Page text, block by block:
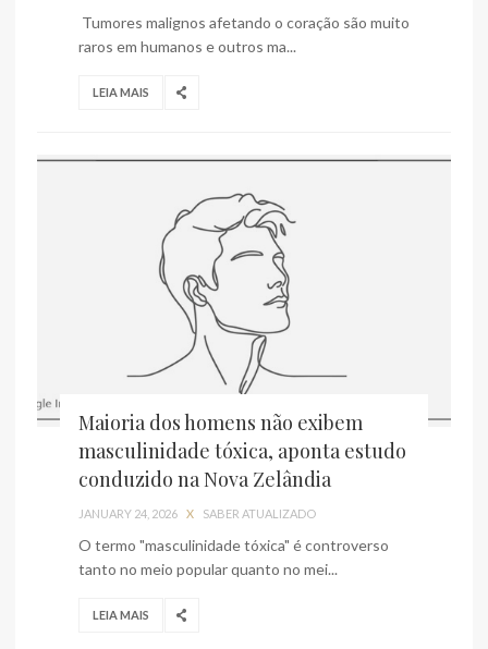
Tumores malignos afetando o coração são muito
raros em humanos e outros ma...
LEIA MAIS
Maioria dos homens não exibem
masculinidade tóxica, aponta estudo
conduzido na Nova Zelândia
JANUARY 24, 2026 X SABER ATUALIZADO
O termo "masculinidade tóxica" é controverso
tanto no meio popular quanto no mei...
LEIA MAIS